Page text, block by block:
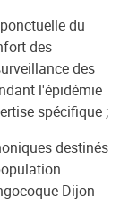
du
des
des
l'épidémie
spécifique ;
destinés
Dijon